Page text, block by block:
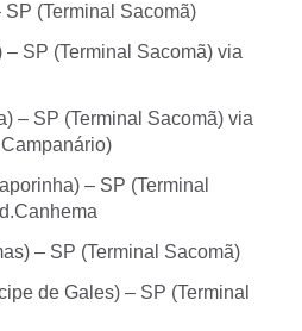
(Terminal Sacomã)
SP (Terminal Sacomã) via
– SP (Terminal Sacomã) via
– SP (Terminal
– SP (Terminal Sacomã)
de Gales) – SP (Terminal